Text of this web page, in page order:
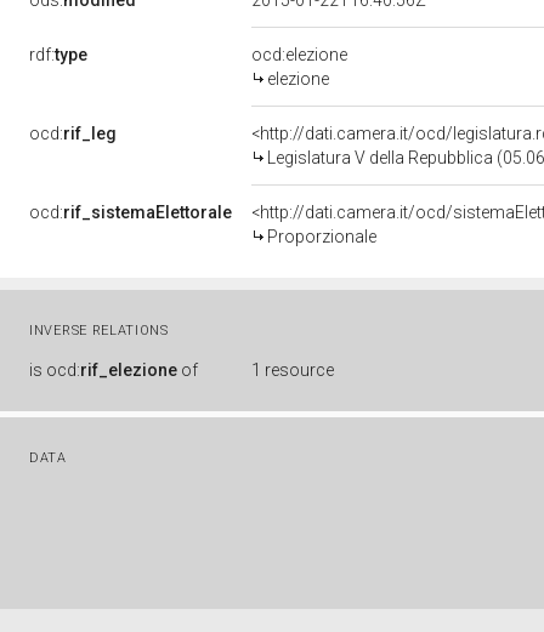
rdf:type
ocd:elezione
elezione
ocd:rif_leg
<http://dati.camera.it/ocd/
Legislatura V della Repubblica
ocd:rif_sistemaElettorale
<http://dati.camera.it/ocd/
Proporzionale
INVERSE RELATIONS
is ocd:rif_elezione of 1 resource
DATA